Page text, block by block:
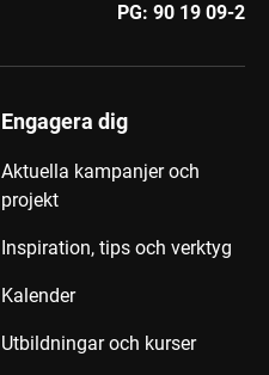
PG: 90 19 09-2
Engagera dig
Aktuella kampanjer och
projekt
Inspiration, tips och verktyg
Kalender
Utbildningar och kurser